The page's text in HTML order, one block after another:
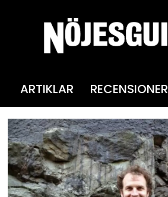
ARTIKLAR RECENSIONER